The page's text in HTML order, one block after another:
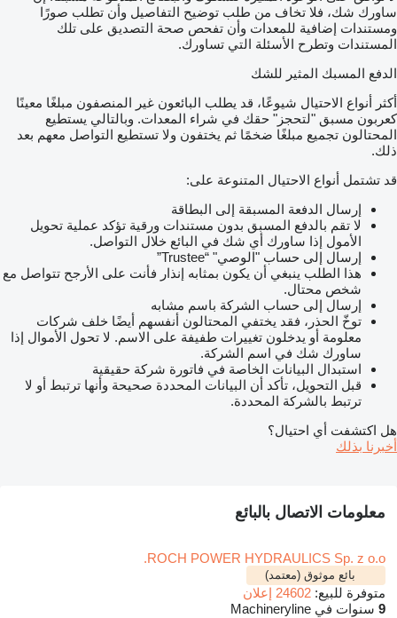
ساورك شك، فلا تخاف من طلب توضيح التفاصيل وأن تطلب صورًا
ومستندات إضافية للمعدات وأن تفحص صحة التصديق على تلك
المستندات وتطرح الأسئلة التي تساورك.
الدفع المسبك المثير للشك
أكثر أنواع الاحتيال شيوعًا، قد يطلب البائعون غير المنصفون مبلغًا معينًا
كعربون مسبق "لتحجز" حقك في شراء المعدات. وبالتالي يستطيع
المحتالون تجميع مبلغًا ضخمًا ثم يختفون ولا تستطيع التواصل معهم بعد
ذلك.
قد تشتمل أنواع الاحتيال المتنوعة على:
إرسال الدفعة المسبقة إلى البطاقة
لا تقم بالدفع المسبق بدون مستندات ورقية تؤكد عملية تحويل
الأمول إذا ساورك أي شك في البائع خلال التواصل.
إرسال إلى حساب "الوصي" “Trustee”
هذا الطلب ينبغي أن يكون بمثابه إنذار فأنت على الأرجح تتواصل مع
شخص محتال.
إرسال إلى حساب الشركة باسم مشابه
توخّ الحذر، فقد يختفي المحتالون أنفسهم أيضًا خلف شركات
معلومة أو يدخلون تغييرات طفيفة على الاسم. لا تحول الأموال إذا
ساورك شك في اسم الشركة.
استبدال البيانات الخاصة في فاتورة شركة حقيقية
قبل التحويل، تأكد أن البيانات المحددة صحيحة وأنها ترتبط أو لا
ترتبط بالشركة المحددة.
هل اكتشفت أي احتيال؟
أخبرنا بذلك
معلومات الاتصال بالبائع
ROCH POWER HYDRAULICS Sp. z o.o.
بائع موثوق (معتمد)
متوفرة للبيع: 24602 إعلان
9 سنوات في Machineryline